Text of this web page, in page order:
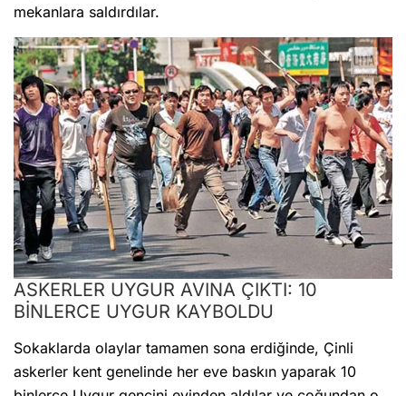
mekanlara saldırdılar.
ASKERLER UYGUR AVINA ÇIKTI: 10
BİNLERCE UYGUR KAYBOLDU
Sokaklarda olaylar tamamen sona erdiğinde, Çinli
askerler kent genelinde her eve baskın yaparak 10